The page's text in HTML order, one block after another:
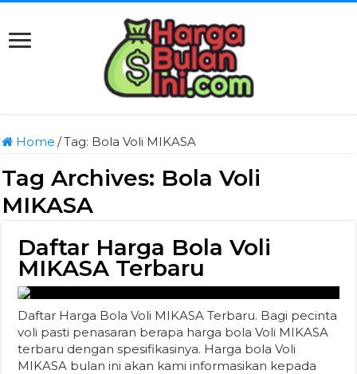
Home /Tag: Bola Voli MIKASA
Tag Archives: Bola Voli
MIKASA
Daftar Harga Bola Voli
MIKASA Terbaru
Daftar Harga Bola Voli MIKASA Terbaru. Bagi pecinta
voli pasti penasaran berapa harga bola Voli MIKASA
terbaru dengan spesifikasinya. Harga bola Voli
MIKASA bulan ini akan kami informasikan kepada